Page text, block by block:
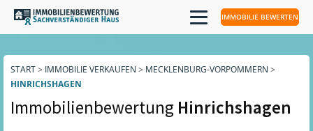
IMMOBILIE BEWERTEN
START> IMMOBILIE VERKAUFEN > MECKLENBURG-VORPOMMERN >
HINRICHSHAGEN
Immobilienbewertung Hinrichshagen